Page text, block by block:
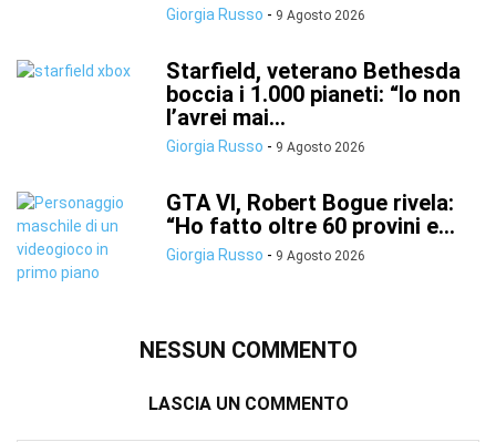
Giorgia Russo - 9 Agosto 2026
Starfield, veterano Bethesda
boccia i 1.000 pianeti: “Io non
l’avrei mai...
Giorgia Russo - 9 Agosto 2026
GTA VI, Robert Bogue rivela:
“Ho fatto oltre 60 provini e...
Giorgia Russo - 9 Agosto 2026
NESSUN COMMENTO
LASCIA UN COMMENTO